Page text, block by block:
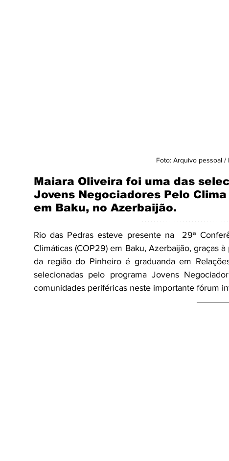
Foto: Arquivo pessoal /
Maiara Oliveira foi uma das
Jovens Negociadores Pelo
em Baku, no Azerbaijão.
Rio das Pedras esteve presente na  29ª
Climáticas (COP29) em Baku, Azerbaijão, graças
da região do Pinheiro é graduanda em
selecionadas pelo programa Jovens
comunidades periféricas neste importante fórum